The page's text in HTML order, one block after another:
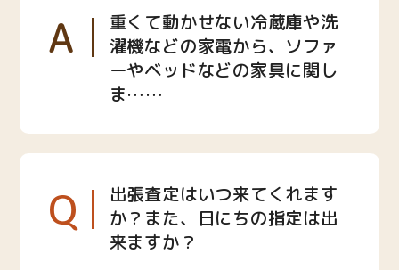
A
重くて動かせない冷蔵庫や洗
濯機などの家電から、ソファ
ーやベッドなどの家具に関し
ま……
Q
出張査定はいつ来てくれます
か？また、日にちの指定は出
来ますか？